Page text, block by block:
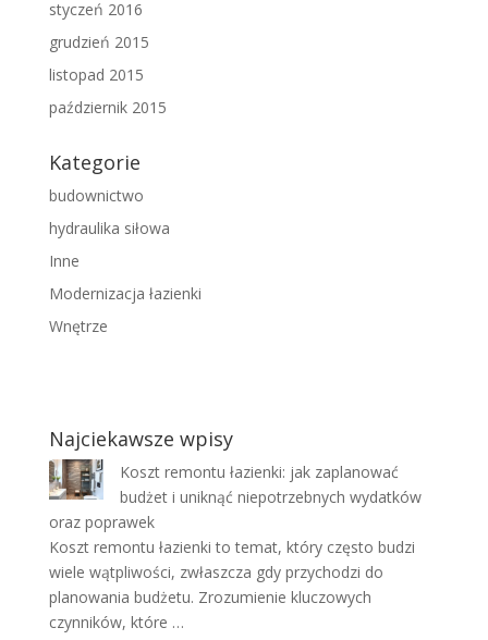
styczeń 2016
grudzień 2015
listopad 2015
październik 2015
Kategorie
budownictwo
hydraulika siłowa
Inne
Modernizacja łazienki
Wnętrze
Najciekawsze wpisy
Koszt remontu łazienki: jak zaplanować
budżet i uniknąć niepotrzebnych wydatków
oraz poprawek
Koszt remontu łazienki to temat, który często budzi
wiele wątpliwości, zwłaszcza gdy przychodzi do
planowania budżetu. Zrozumienie kluczowych
czynników, które …